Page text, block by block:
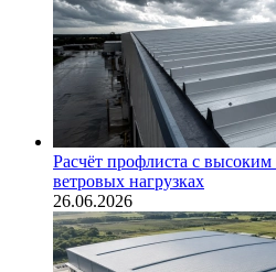
Расчёт профлиста с
ветровых нагрузках
26.06.2026